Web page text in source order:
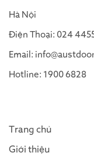
Hà Nội
Điện Thoại: 024
Email:
Hotline: 1900 6828
Trang chủ
Giới thiệu